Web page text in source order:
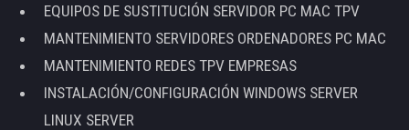
EQUIPOS DE SUSTITUCIÓN SERVIDOR PC MAC TPV
MANTENIMIENTO SERVIDORES ORDENADORES PC MAC
MANTENIMIENTO REDES TPV EMPRESAS
INSTALACIÓN/CONFIGURACIÓN WINDOWS SERVER
LINUX SERVER